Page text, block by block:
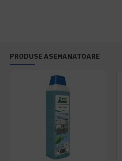
PRODUSE ASEMANATOARE